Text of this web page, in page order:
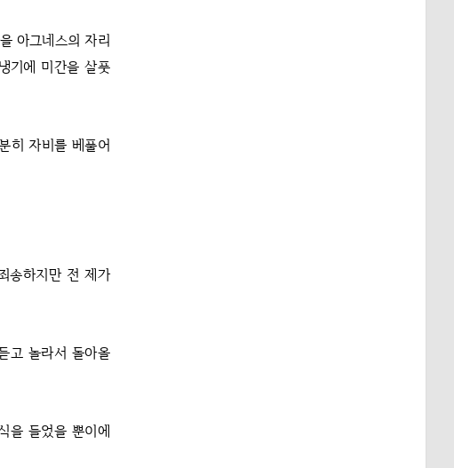
아그네스의 자리
기에 미간을 살풋
히 자비를 베풀어
송하지만 전 제가
고 놀라서 돌아올
을 들었을 뿐이에